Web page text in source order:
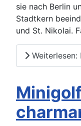
sie nach Berlin
Stadtkern
und St. Nikolai.